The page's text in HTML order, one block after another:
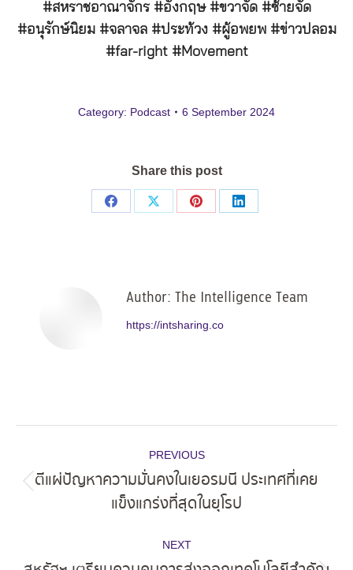
#สหราชอาณาจักร #อังกฤษ #ขวาจัด #ซ้ายจัด
#อนุรักษ์นิยม #จลาจล #ประท้วง #ผู้อพยพ #ข่าวปลอม
#far-right #Movement
Category: Podcast 6 September 2024
Share this post
Share
Share
Share
Share
Author: The Intelligence Team
https://intsharing.co
navigation
PREVIOUS
Previous
post:
ตีแผ่ปัญหาความมั่นคงในเยอรมนี ประเทศที่เคย
แข็งแกร่งที่สุดในยุโรป
NEXT